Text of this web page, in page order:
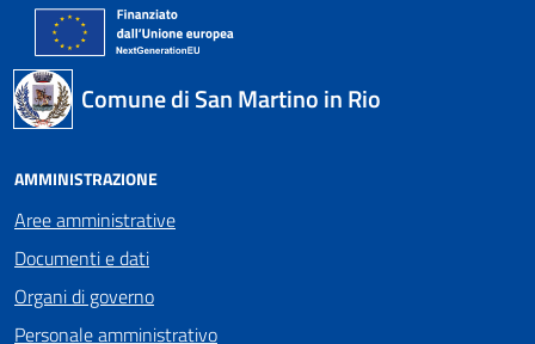
Comune di San Martino in Rio
AMMINISTRAZIONE
Aree amministrative
Documenti e dati
Organi di governo
Personale amministrativo